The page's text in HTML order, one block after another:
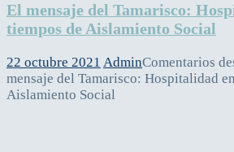
El mensaje del Tamarisco:
tiempos de Aislamiento Social
22 octubre 2021 AdminComentarios
mensaje del Tamarisco: Hospitalidad
Aislamiento Social